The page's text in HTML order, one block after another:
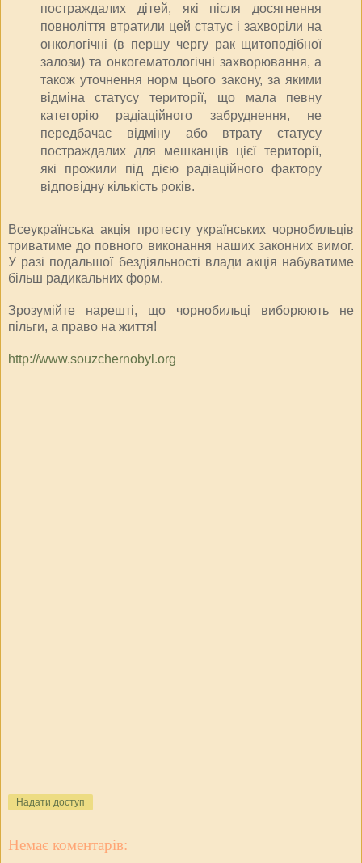
постраждалих дітей, які після досягнення
повноліття втратили цей статус і захворіли на
онкологічні (в першу чергу рак щитоподібної
залози) та онкогематологічні захворювання, а
також уточнення норм цього закону, за якими
відміна статусу території, що мала певну
категорію радіаційного забруднення, не
передбачає відміну або втрату статусу
постраждалих для мешканців цієї території,
які прожили під дією радіаційного фактору
відповідну кількість років.
Всеукраїнська акція протесту українських чорнобильців
триватиме до повного виконання наших законних вимог.
У разі подальшої бездіяльності влади акція набуватиме
більш радикальних форм.
Зрозумійте нарешті, що чорнобильці виборюють не
пільги, а право на життя!
http://www.souzchernobyl.org
Надати доступ
Немає коментарів: